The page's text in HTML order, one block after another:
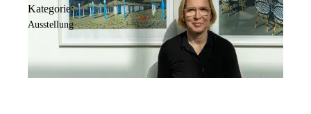
Kategorie:
Ausstellung